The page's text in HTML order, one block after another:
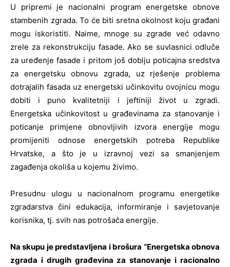
U pripremi je nacionalni program energetske obnove
stambenih zgrada. To će biti sretna okolnost koju građani
mogu iskoristiti. Naime, mnoge su zgrade već odavno
zrele za rekonstrukciju fasade. Ako se suvlasnici odluče
za uređenje fasade i pritom još dobiju poticajna sredstva
za energetsku obnovu zgrada, uz rješenje problema
dotra­jalih fasada uz energetski učinkovitu ovojnicu mogu
dobiti i puno kvalitetniji i jeftiniji život u zgradi.
Energetska učinkovitost u građevinama za stanovanje i
poticanje primjene obnovljivih izvora energije mogu
promijeniti odnose energetskih potreba Republike
Hrvatske, a što je u izravnoj vezi sa smanjenjem
zagađenja okoliša u kojemu živimo.
Presudnu ulogu u nacionalnom programu energetike
zgradarstva čini edukacija, informiranje i savjetovanje
korisni­ka, tj. svih nas potrošača energije.
Na skupu je predstavljena i brošura “Energetska obnova
zgrada i drugih građevina za stanovanje i racionalno